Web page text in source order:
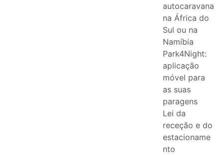
autocaravana
na África do
Sul ou na
Namíbia
Park4Night:
aplicação
móvel para
as suas
paragens
Lei da
receção e do
estacioname
nto